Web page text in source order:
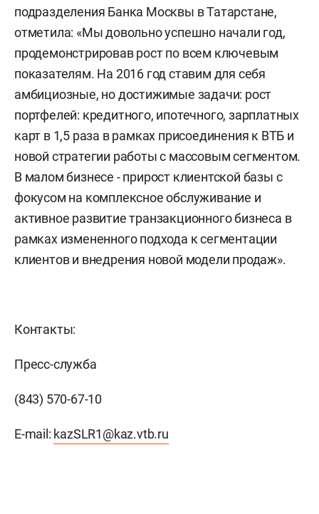
подразделения Банка Москвы в Татарстане,
отметила: «Мы довольно успешно начали год,
продемонстрировав рост по всем ключевым
показателям. На 2016 год ставим для себя
амбициозные, но достижимые задачи: рост
портфелей: кредитного, ипотечного, зарплатных
карт в 1,5 раза в рамках присоединения к ВТБ и
новой стратегии работы с массовым сегментом.
В малом бизнесе - прирост клиентской базы с
фокусом на комплексное обслуживание и
активное развитие транзакционного бизнеса в
рамках измененного подхода к сегментации
клиентов и внедрения новой модели продаж».
Контакты:
Пресс-служба
(843) 570-67-10
E-mail: kazSLR1@kaz.vtb.ru